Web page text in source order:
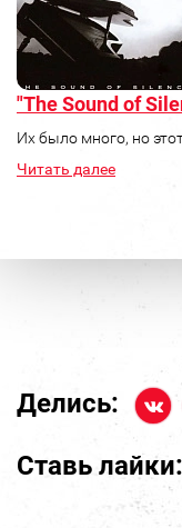
"The Sound of
Их было много, но
Читать далее
Делись:
Ставь лайки: